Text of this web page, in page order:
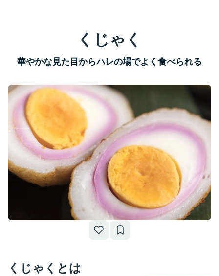
くじゃく
華やかな見た目からハレの場でよく食べられる
くじゃくとは